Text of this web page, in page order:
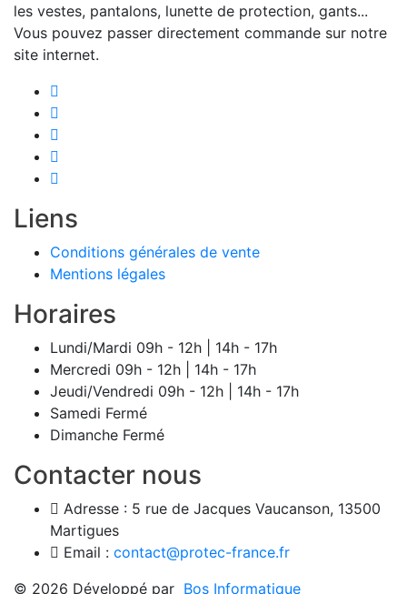
les vestes, pantalons, lunette de protection, gants...
Vous pouvez passer directement commande sur notre
site internet.
Liens
Conditions générales de vente
Mentions légales
Horaires
Lundi/Mardi 09h - 12h | 14h - 17h
Mercredi 09h - 12h | 14h - 17h
Jeudi/Vendredi 09h - 12h | 14h - 17h
Samedi Fermé
Dimanche Fermé
Contacter nous
Adresse : 5 rue de Jacques Vaucanson, 13500
Martigues
Email : contact@protec-france.fr
© 2026 Développé par Bos Informatique